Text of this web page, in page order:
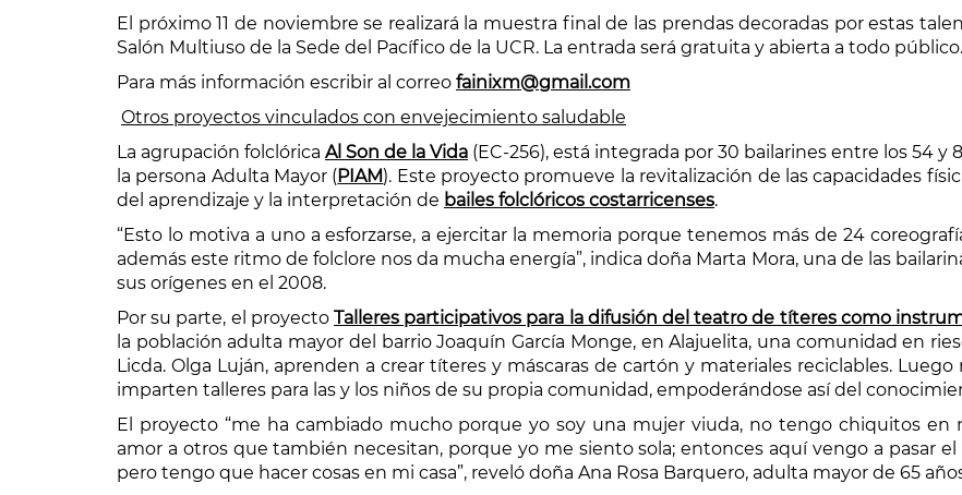
El próximo 11 de noviembre se realizará la muestra final de las prendas decoradas por estas
Salón Multiuso de la Sede del Pacífico de la UCR. La entrada será gratuita y abierta a todo público.
Para más información escribir al correo fainixm@gmail.com
Otros proyectos vinculados con envejecimiento saludable
La agrupación folclórica Al Son de la Vida (EC-256), está integrada por 30 bailarines entre los 54 y
la persona Adulta Mayor (PIAM). Este proyecto promueve la revitalización de las capacidades
del aprendizaje y la interpretación de bailes folclóricos costarricenses.
“Esto lo motiva a uno a esforzarse, a ejercitar la memoria porque tenemos más de 24
además este ritmo de folclore nos da mucha energía”, indica doña Marta Mora, una de las
sus orígenes en el 2008.
Por su parte, el proyecto Talleres participativos para la difusión del teatro de títeres como
la población adulta mayor del barrio Joaquín García Monge, en Alajuelita, una comunidad en
Licda. Olga Luján, aprenden a crear títeres y máscaras de cartón y materiales reciclables.
imparten talleres para las y los niños de su propia comunidad, empoderándose así del
El proyecto “me ha cambiado mucho porque yo soy una mujer viuda, no tengo chiquitos en
amor a otros que también necesitan, porque yo me siento sola; entonces aquí vengo a pasar
pero tengo que hacer cosas en mi casa”, reveló doña Ana Rosa Barquero, adulta mayor de 65